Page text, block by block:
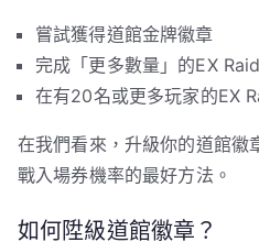
嘗試獲得道館金牌徽章
完成「更多數量」的EX
在有20名或更多玩家的EX
在我們看來，升級你的道館徽
戰入場券機率的最好方法。
如何陞級道館徽章？